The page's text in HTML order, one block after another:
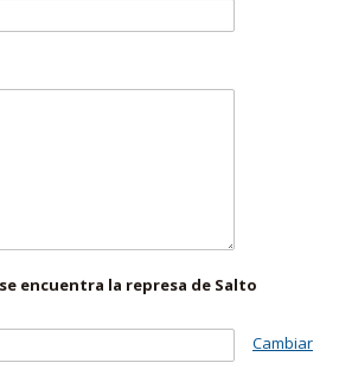
encuentra la represa de Salto
Cambiar